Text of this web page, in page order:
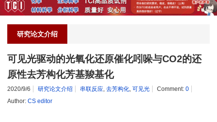
研究论文介绍
可见光驱动的光氧化还原催化吲哚与CO2的还
原性去芳构化芳基羧基化
2020/9/6 研究论文介绍 串联反应 去芳构化 可见光 Comment: 0
Author: CS editor